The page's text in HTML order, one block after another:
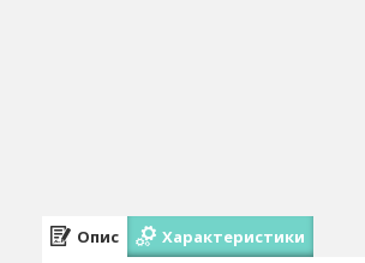
Опис Характеристики